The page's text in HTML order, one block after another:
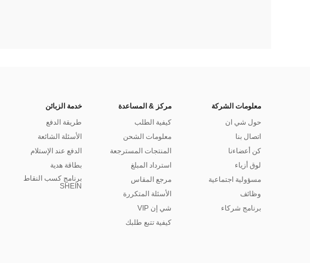
معلومات الشركة
حول شي ان
اتصال بنا
كن أعضاءنا
لوق أزياء
مسؤولية اجتماعية
وظائف
برنامج شركاء
مركز & المساعدة
كيفية الطلب
معلومات الشحن
المنتجات المسترجعة
استرداد المبلغ
مرجع المقاس
الأسئلة المتكررة
شي إن VIP
كيفية تتبع طلبك
خدمة الزبائن
طريقة الدفع
الأسئلة الشائعة
الدفع عند الإستلام
بطاقة هدية
برنامج كسب النقاط
SHEIN